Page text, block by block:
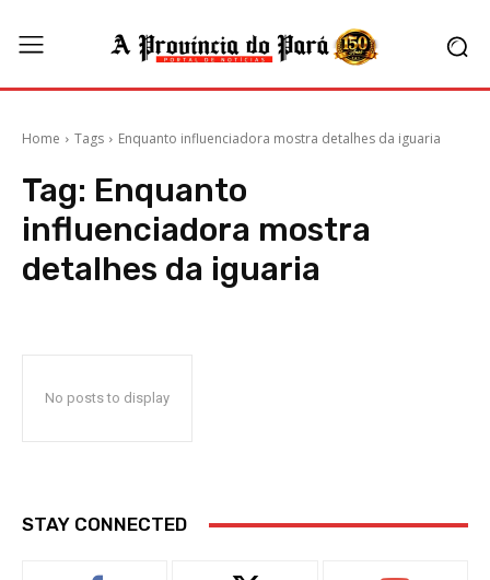
Home Tags Enquanto influenciadora mostra detalhes da iguaria
Tag: Enquanto
influenciadora mostra
detalhes da iguaria
No posts to display
STAY CONNECTED